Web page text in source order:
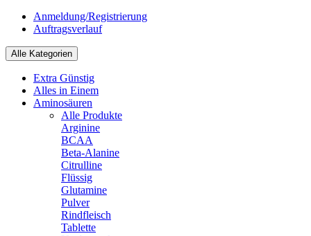
Anmeldung/Registrierung
Auftragsverlauf
Alle Kategorien
Extra Günstig
Alles in Einem
Aminosäuren
Alle Produkte
Arginine
BCAA
Beta-Alanine
Citrulline
Flüssig
Glutamine
Pulver
Rindfleisch
Tablette